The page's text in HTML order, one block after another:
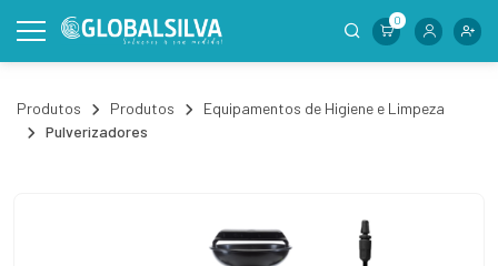
0
Produtos Produtos
Equipamentos de Higiene e Limpeza
Pulverizadores